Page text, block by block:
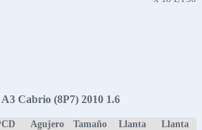
Cabrio (8P7) 2010 1.6
Agujero
Tamaño
Llanta
Llanta